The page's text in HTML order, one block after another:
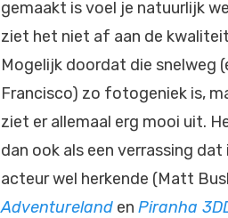
gemaakt is voel je natuurlijk
ziet het niet af aan de
Mogelijk doordat die snelweg
Francisco) zo fotogeniek is,
ziet er allemaal erg mooi uit.
dan ook als een verrassing dat
acteur wel herkende (Matt
Adventureland en Piranha